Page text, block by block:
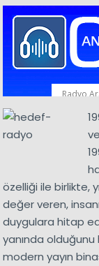
özelliği ile birlikte,
değer veren,
duygulara hitap
yanında olduğunu
modern yayın